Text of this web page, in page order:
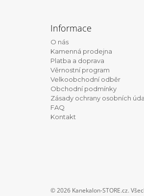
Informace
O nás
Kamenná prodejna
Platba a doprava
Věrnostní program
Velkoobchodní odběr
Obchodní podmínky
Zásady ochrany osobních
FAQ
Kontakt
© 2026 Kanekalon-STORE.cz.